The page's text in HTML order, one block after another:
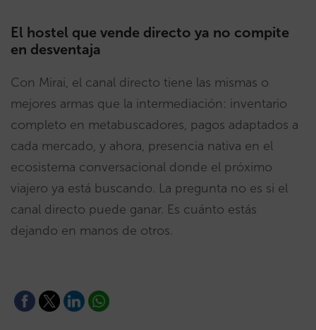
El hostel que vende directo ya no compite
en desventaja
Con Mirai, el canal directo tiene las mismas o
mejores armas que la intermediación: inventario
completo en metabuscadores, pagos adaptados a
cada mercado, y ahora, presencia nativa en el
ecosistema conversacional donde el próximo
viajero ya está buscando. La pregunta no es si el
canal directo puede ganar. Es cuánto estás
dejando en manos de otros.